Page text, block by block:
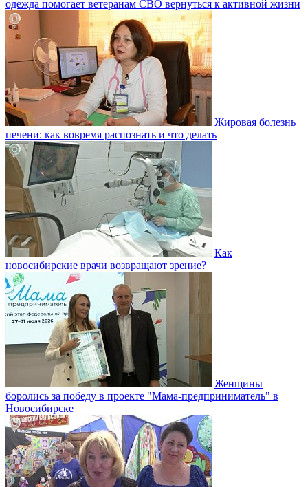
одежда помогает ветеранам СВО вернуться к активной жизни
Жировая болезнь
печени: как вовремя распознать и что делать
Как
новосибирские врачи возвращают зрение?
Женщины
боролись за победу в проекте "Мама-предприниматель" в
Новосибирске